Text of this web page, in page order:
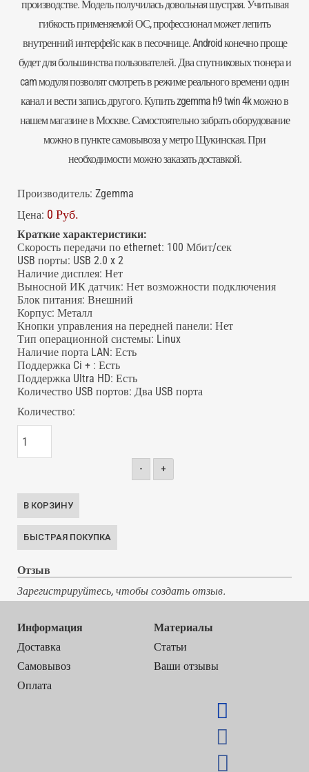
производстве. Модель получилась довольная шустрая. Учитывая
гибкость применяемой ОС, профессионал может лепить
внутренний интерфейс как в песочнице. Android конечно проще
будет для большинства пользователей. Два спутниковых тюнера и
cam модуля позволят смотреть в режиме реального времени один
канал и вести запись другого. Купить zgemma h9 twin 4k можно в
нашем магазине в Москве. Самостоятельно забрать оборудование
можно в пункте самовывоза у метро Щукинская. При
необходимости можно заказать доставкой.
Производитель: Zgemma
Цена: 0 Руб.
Краткие характеристики:
Скорость передачи по ethernet: 100 Мбит/сек
USB порты: USB 2.0 x 2
Наличие дисплея: Нет
Выносной ИК датчик: Нет возможности подключения
Блок питания: Внешний
Корпус: Металл
Кнопки управления на передней панели: Нет
Тип операционной системы: Linux
Наличие порта LAN: Есть
Поддержка Ci + : Есть
Поддержка Ultra HD: Есть
Количество USB портов: Два USB порта
Количество:
- +
Отзыв
Зарегистрируйтесь, чтобы создать отзыв.
Информация
Доставка
Самовывоз
Оплата
Материалы
Статьи
Ваши отзывы